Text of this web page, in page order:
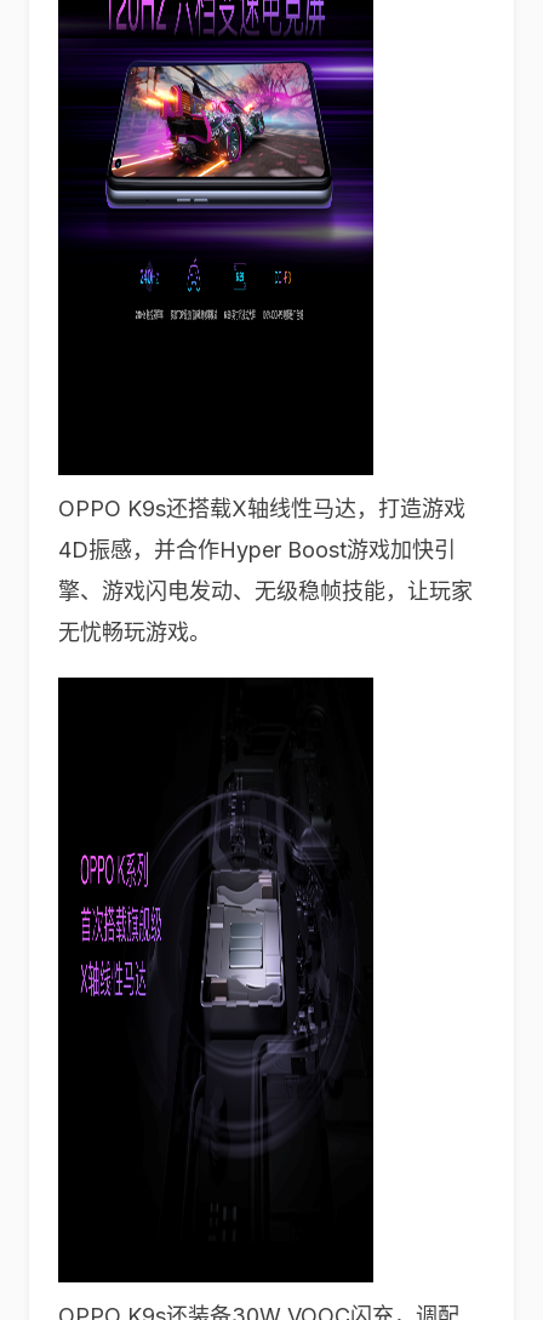
OPPO K9s还搭载X轴线性马达，打造游戏
4D振感，并合作Hyper Boost游戏加快引
擎、游戏闪电发动、无级稳帧技能，让玩家
无忧畅玩游戏。